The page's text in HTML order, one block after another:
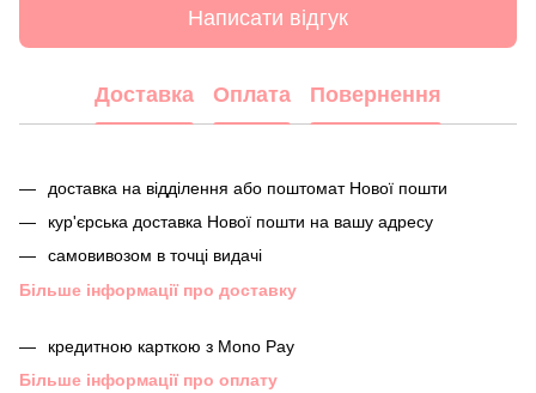
Написати відгук
Доставка Оплата Повернення
доставка на відділення або поштомат Нової пошти
кур'єрська доставка Нової пошти на вашу адресу
самовивозом в точці видачі
Більше інформації про доставку
кредитною карткою з Mono Pay
Більше інформації про оплату